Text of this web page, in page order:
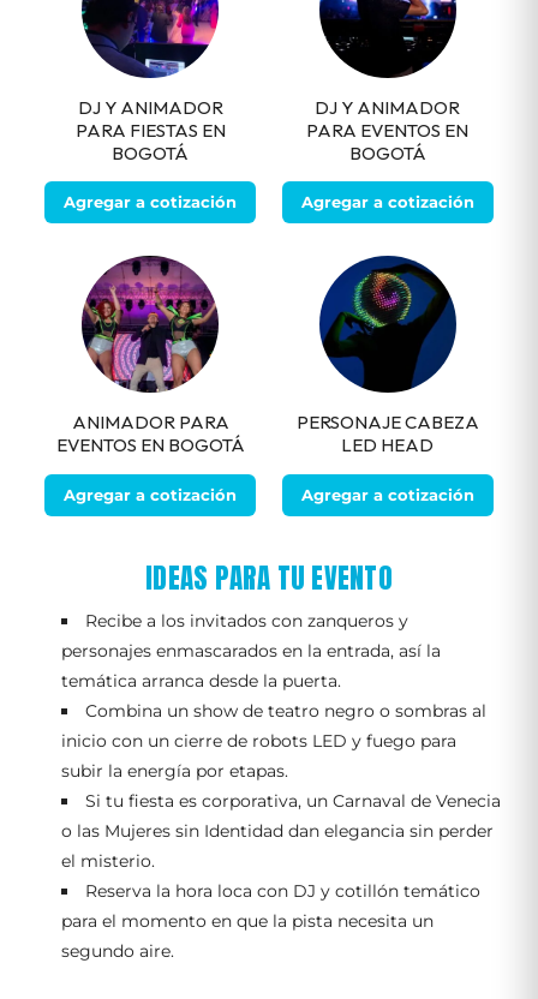
DJ Y ANIMADOR
PARA FIESTAS EN
BOGOTÁ
Agregar a cotización
DJ Y ANIMADOR
PARA EVENTOS EN
BOGOTÁ
Agregar a cotización
ANIMADOR PARA
EVENTOS EN BOGOTÁ
Agregar a cotización
PERSONAJE CABEZA
LED HEAD
Agregar a cotización
IDEAS PARA TU EVENTO
Recibe a los invitados con zanqueros y
personajes enmascarados en la entrada, así la
temática arranca desde la puerta.
Combina un show de teatro negro o sombras al
inicio con un cierre de robots LED y fuego para
subir la energía por etapas.
Si tu fiesta es corporativa, un Carnaval de Venecia
o las Mujeres sin Identidad dan elegancia sin perder
el misterio.
Reserva la hora loca con DJ y cotillón temático
para el momento en que la pista necesita un
segundo aire.